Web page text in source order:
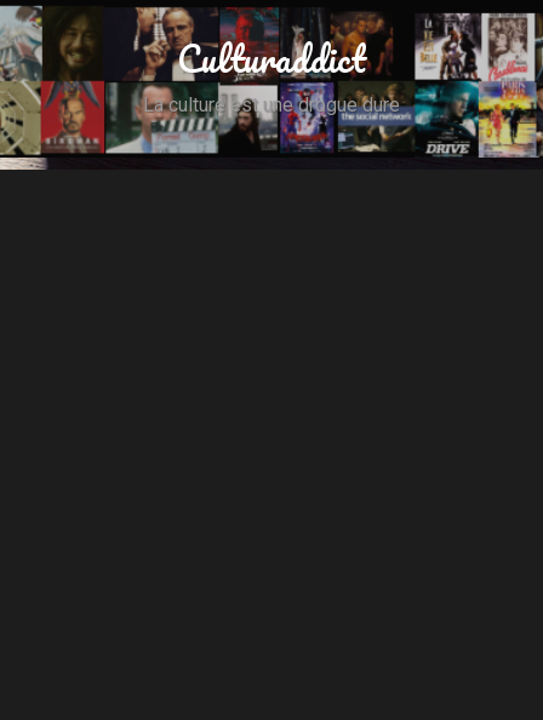
Culturaddict
La culture est une drogue dure